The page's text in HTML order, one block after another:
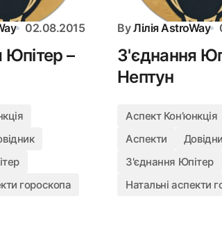
02.08.2015
Юпітер –
гороскопа
By Лілія AstroWay
З'єднання
Нептун
Аспект Конʼюнкція
Аспекти
З'єднання Юпітер
Натальні аспекти